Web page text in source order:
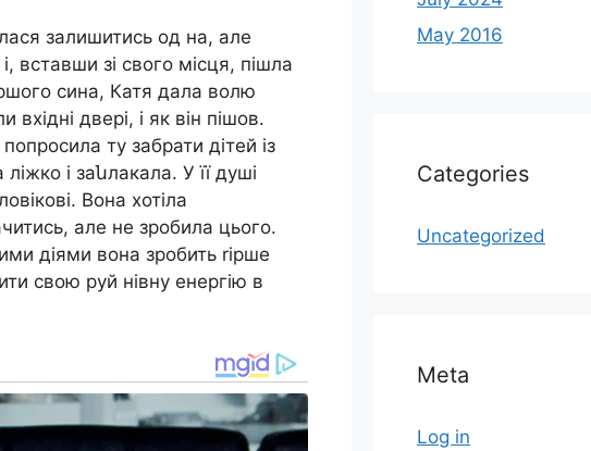
лася залишитись од на, але
вставши зі свого місця, пішла
сина, Катя дала волю
двері, і як він пішов.
ту забрати дітей із
і заնлакала. У її душі
Вона хотіла
але не зробила цього.
діями вона зробить rірше
свою руй нівну енергію в
May 2016
Categories
Uncategorized
Meta
Log in